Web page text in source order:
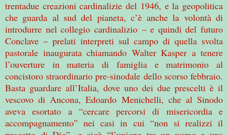
trentadue creazioni cardinalizie del 1946, e la geopolitica
che guarda al sud del pianeta, c’è anche la volontà di
introdurre nel collegio cardinalizio – e quindi del futuro
Conclave – prelati interpreti sul campo di quella svolta
pastorale inaugurata chiamando Walter Kasper a tenere
l’ouverture in materia di famiglia e matrimonio al
concistoro straordinario pre-sinodale dello scorso febbraio.
Basta guardare all’Italia, dove uno dei due prescelti è il
vescovo di Ancona, Edoardo Menichelli, che al Sinodo
aveva esortato a “cercare percorsi di misericordia e
accompagnamento” nei casi in cui “non si realizzi il